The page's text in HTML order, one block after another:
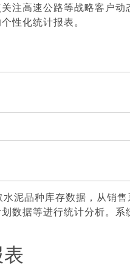
注高速公路等战略客户动
性化统计报表。
泥品种库存数据，从销售
数据等进行统计分析。系